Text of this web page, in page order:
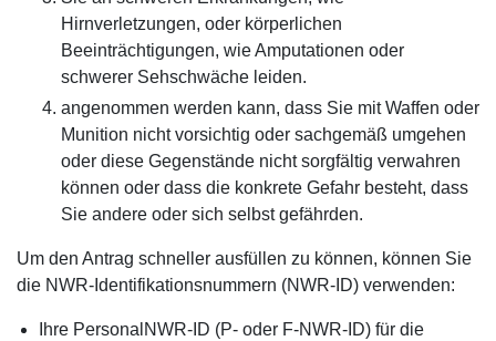
Hirnverletzungen, oder körperlichen
Beeinträchtigungen, wie Amputationen oder
schwerer Sehschwäche leiden.
angenommen werden kann, dass Sie mit Waffen oder
Munition nicht vorsichtig oder sachgemäß umgehen
oder diese Gegenstände nicht sorgfältig verwahren
können oder dass die konkrete Gefahr besteht, dass
Sie andere oder sich selbst gefährden.
Um den Antrag schneller ausfüllen zu können, können Sie
die NWR-Identifikationsnummern (NWR-ID) verwenden:
Ihre PersonalNWR-ID (P- oder F-NWR-ID) für die